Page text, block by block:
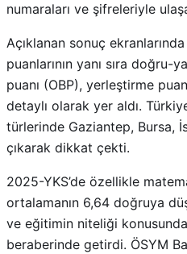
numaraları ve şifreleriyle
Açıklanan sonuç
puanlarının yanı sıra doğru-
puanı (OBP), yerleştirme
detaylı olarak yer aldı.
türlerinde Gaziantep, Bursa,
çıkarak dikkat çekti.
2025-YKS’de özellikle
ortalamanın 6,64 doğruya
ve eğitimin niteliği
beraberinde getirdi. ÖSYM